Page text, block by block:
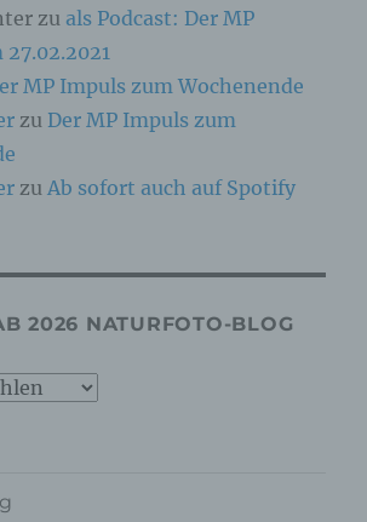
zu als Podcast: Der MP
MP Impuls zum Wochenende
zu Der MP Impuls zum
zu Ab sofort auch auf Spotify
2026 NATURFOTO-BLOG
Verfahren ausgeführte Vorgang
Vorgangsreihe im
mit personenbezogenen Daten
das Erfassen, die
das Ordnen, die Speicherung, die
Veränderung, das Auslesen,
die Verwendung, die Offenlegung
die Vernichtung.